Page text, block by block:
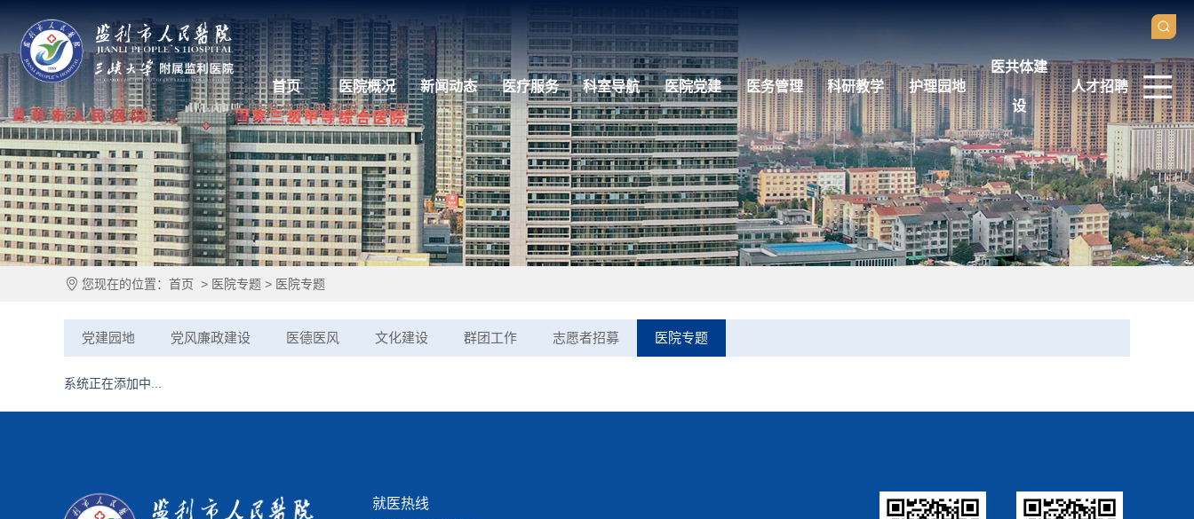
首页 医院概况 新闻动态 医疗服务 科室导航 医院党建 医务管理 科研教学 护理园地
医共体建
设
人才招聘
您现在的位置： 首页 > 医院专题 > 医院专题
党建园地 党风廉政建设 医德医风 文化建设 群团工作 志愿者招募 医院专题
系统正在添加中...
就医热线